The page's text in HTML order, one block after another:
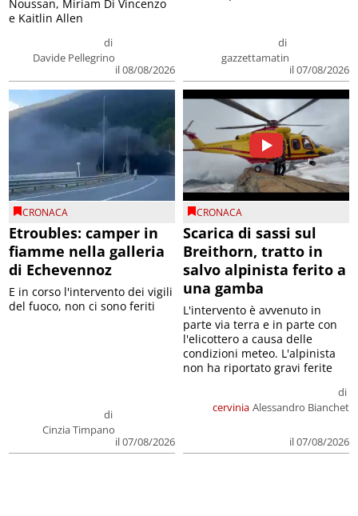
di
Davide Pellegrino
il 08/08/2026
Noussan, Miriam Di Vincenzo
e Kaitlin Allen
di
gazzettamatin
il 07/08/2026
CRONACA
Etroubles: camper in
fiamme nella galleria
di Echevennoz
di
Cinzia Timpano
il 07/08/2026
E in corso l'intervento dei vigili
del fuoco, non ci sono feriti
CRONACA
Scarica di sassi sul
Breithorn, tratto in
salvo alpinista ferito a
una gamba
cervinia
di
Alessandro Bianchet
il 07/08/2026
L'intervento è avvenuto in
parte via terra e in parte con
l'elicottero a causa delle
condizioni meteo. L'alpinista
non ha riportato gravi ferite